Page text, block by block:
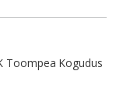
Toompea Kogudus